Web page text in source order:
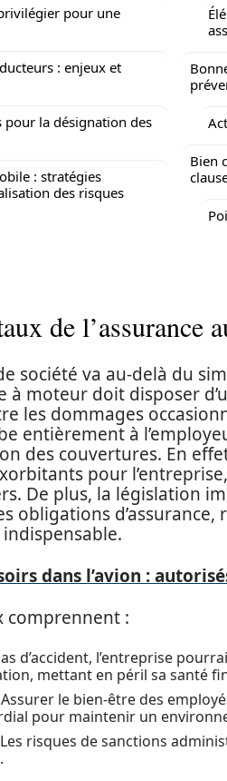
pour une
: enjeux et
la désignation des
: stratégies
des risques
Bien
de l’assurance
société va au-delà du
à moteur doit disposer
les dommages
entièrement à
des couvertures. En
pour
De plus, la législation
obligations
dans l’avion :
comprennent :
d’accident, l’entreprise
mettant en péril sa santé
Assurer le bien-être des
pour maintenir un
Les risques de sanctions